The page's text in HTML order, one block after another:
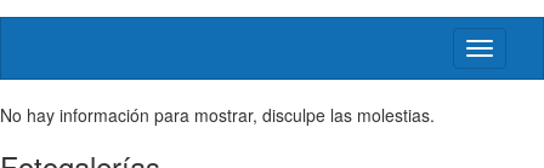
Activar/
menú
No hay información para mostrar, disculpe las molestias.